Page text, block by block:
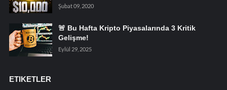
Şubat 09, 2020
🚨 Bu Hafta Kripto Piyasalarında 3 Kritik
Gelişme!
Eylül 29, 2025
ETIKETLER